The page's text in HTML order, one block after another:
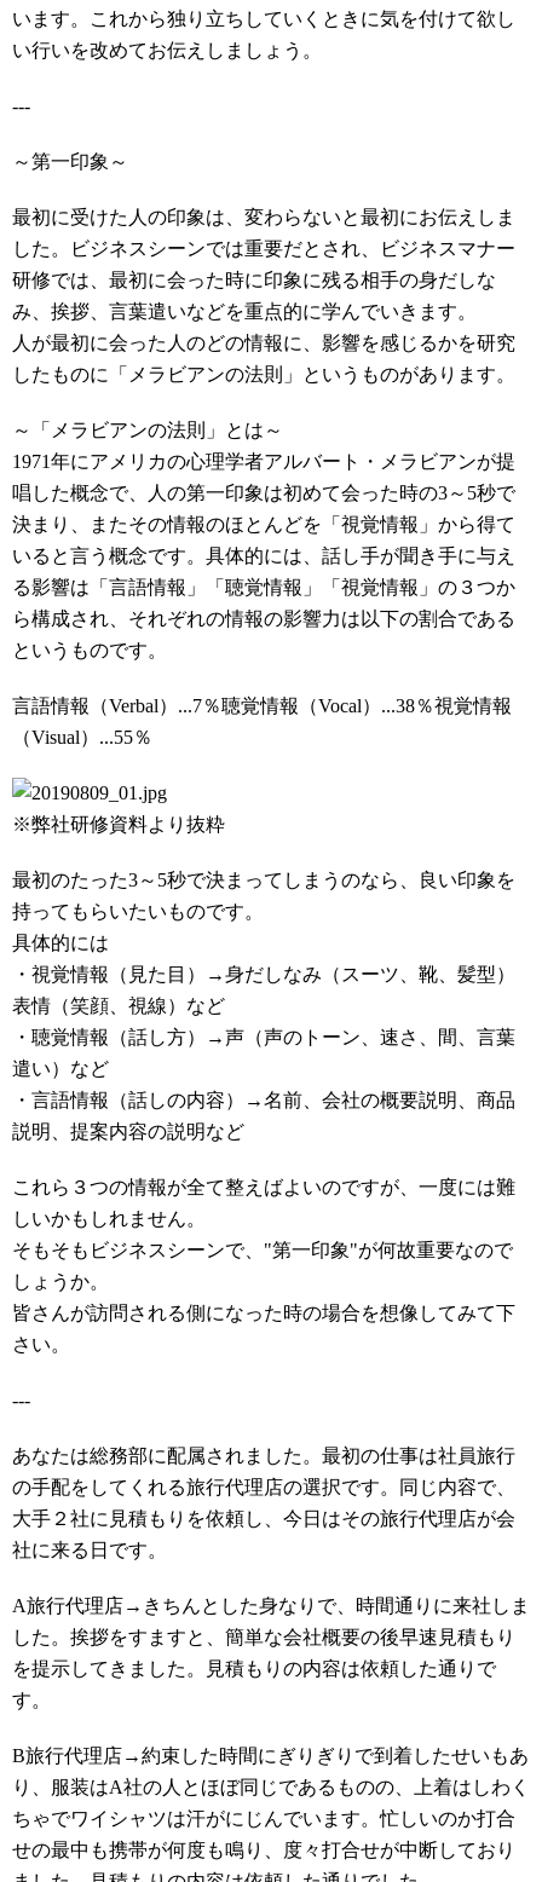
います。これから独り立ちしていくときに気を付けて欲し
い行いを改めてお伝えしましょう。
---
～第一印象～
最初に受けた人の印象は、変わらないと最初にお伝えしま
した。ビジネスシーンでは重要だとされ、ビジネスマナー
研修では、最初に会った時に印象に残る相手の身だしな
み、挨拶、言葉遣いなどを重点的に学んでいきます。
人が最初に会った人のどの情報に、影響を感じるかを研究
したものに「メラビアンの法則」というものがあります。
～「メラビアンの法則」とは～
1971年にアメリカの心理学者アルバート・メラビアンが提
唱した概念で、人の第一印象は初めて会った時の3～5秒で
決まり、またその情報のほとんどを「視覚情報」から得て
いると言う概念です。具体的には、話し手が聞き手に与え
る影響は「言語情報」「聴覚情報」「視覚情報」の３つか
ら構成され、それぞれの情報の影響力は以下の割合である
というものです。
言語情報（Verbal）...7％聴覚情報（Vocal）...38％視覚情報
（Visual）...55％
※弊社研修資料より抜粋
最初のたった3～5秒で決まってしまうのなら、良い印象を
持ってもらいたいものです。
具体的には
・視覚情報（見た目）→身だしなみ（スーツ、靴、髪型）
表情（笑顔、視線）など
・聴覚情報（話し方）→声（声のトーン、速さ、間、言葉
遣い）など
・言語情報（話しの内容）→名前、会社の概要説明、商品
説明、提案内容の説明など
これら３つの情報が全て整えばよいのですが、一度には難
しいかもしれません。
そもそもビジネスシーンで、"第一印象"が何故重要なので
しょうか。
皆さんが訪問される側になった時の場合を想像してみて下
さい。
---
あなたは総務部に配属されました。最初の仕事は社員旅行
の手配をしてくれる旅行代理店の選択です。同じ内容で、
大手２社に見積もりを依頼し、今日はその旅行代理店が会
社に来る日です。
A旅行代理店→きちんとした身なりで、時間通りに来社しま
した。挨拶をすますと、簡単な会社概要の後早速見積もり
を提示してきました。見積もりの内容は依頼した通りで
す。
B旅行代理店→約束した時間にぎりぎりで到着したせいもあ
り、服装はA社の人とほぼ同じであるものの、上着はしわく
ちゃでワイシャツは汗がにじんでいます。忙しいのか打合
せの最中も携帯が何度も鳴り、度々打合せが中断しており